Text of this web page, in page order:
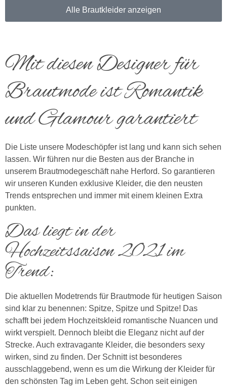
Alle Brautkleider anzeigen
Mit diesen Designer für
Brautmode ist Romantik
und Glamour garantiert
Die Liste unsere Modeschöpfer ist lang und kann sich sehen
lassen. Wir führen nur die Besten aus der Branche in
unserem Brautmodegeschäft nahe Herford. So garantieren
wir unseren Kunden exklusive Kleider, die den neusten
Trends entsprechen und immer mit einem kleinen Extra
punkten.
Das liegt in der
Hochzeitssaison 2021 im
Trend:
Die aktuellen Modetrends für Brautmode für heutigen Saison
sind klar zu benennen: Spitze, Spitze und Spitze! Das
schafft bei jedem Hochzeitskleid romantische Nuancen und
wirkt verspielt. Dennoch bleibt die Eleganz nicht auf der
Strecke. Auch extravagante Kleider, die besonders sexy
wirken, sind zu finden. Der Schnitt ist besonderes
ausschlaggebend, wenn es um die Wirkung der Kleider für
den schönsten Tag im Leben geht. Schon seit einigen